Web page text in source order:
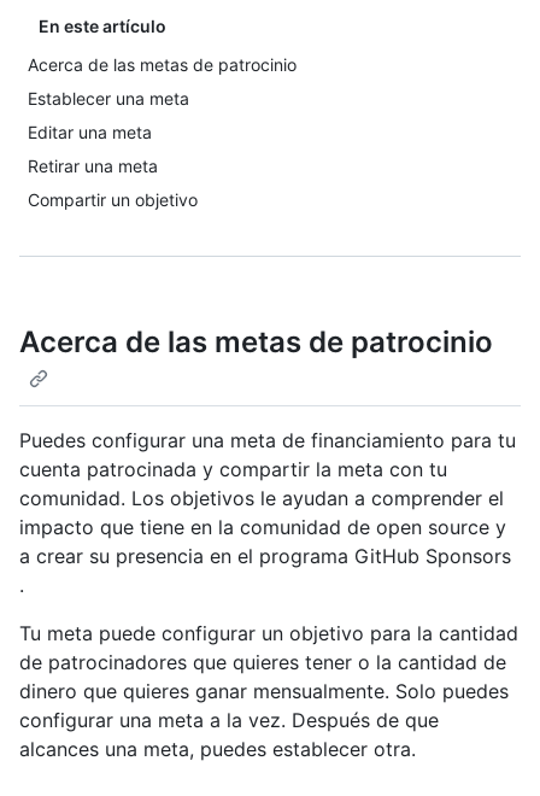
En este artículo
Acerca de las metas de patrocinio
Establecer una meta
Editar una meta
Retirar una meta
Compartir un objetivo
Acerca de las metas de patrocinio
Puedes configurar una meta de financiamiento para tu
cuenta patrocinada y compartir la meta con tu
comunidad. Los objetivos le ayudan a comprender el
impacto que tiene en la comunidad de open source y
a crear su presencia en el programa GitHub Sponsors
.
Tu meta puede configurar un objetivo para la cantidad
de patrocinadores que quieres tener o la cantidad de
dinero que quieres ganar mensualmente. Solo puedes
configurar una meta a la vez. Después de que
alcances una meta, puedes establecer otra.